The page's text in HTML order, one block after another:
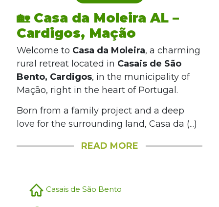
🏡 Casa da Moleira AL –
Cardigos, Mação
Welcome to Casa da Moleira, a charming
rural retreat located in Casais de São
Bento, Cardigos, in the municipality of
Mação, right in the heart of Portugal.
Born from a family project and a deep
love for the surrounding land, Casa da (...)
READ MORE
Casais de São Bento